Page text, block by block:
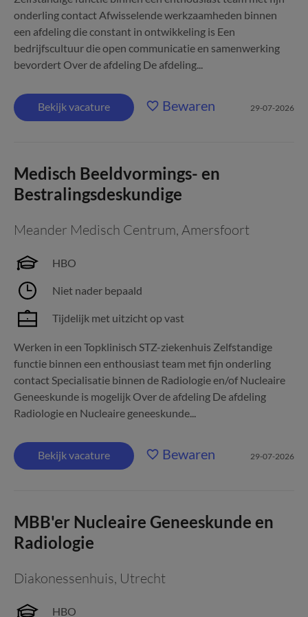
onderling contact Afwisselende werkzaamheden binnen
een afdeling die constant in ontwikkeling is Een
bedrijfscultuur die open communicatie en samenwerking
bevordert Over de afdeling De afdeling...
Bekijk vacature Bewaren 29-07-2026
Medisch Beeldvormings- en
Bestralingsdeskundige
Meander Medisch Centrum, Amersfoort
HBO
Niet nader bepaald
Tijdelijk met uitzicht op vast
Werken in een Topklinisch STZ-ziekenhuis Zelfstandige
functie binnen een enthousiast team met fijn onderling
contact Specialisatie binnen de Radiologie en/of Nucleaire
Geneeskunde is mogelijk Over de afdeling De afdeling
Radiologie en Nucleaire geneeskunde...
Bekijk vacature Bewaren 29-07-2026
MBB'er Nucleaire Geneeskunde en
Radiologie
Diakonessenhuis, Utrecht
HBO